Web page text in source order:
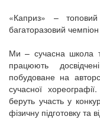
«Каприз» –
багаторазовий чемпіон
Ми – сучасна школа
працюють
побудоване на
сучасної
беруть участь у
фізичну підготовку та